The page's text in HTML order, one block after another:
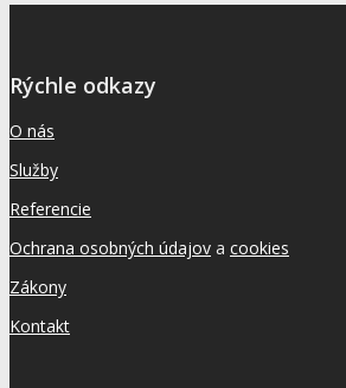
Rýchle odkazy
O nás
Služby
Referencie
Ochrana osobných údajov a cookies
Zákony
Kontakt